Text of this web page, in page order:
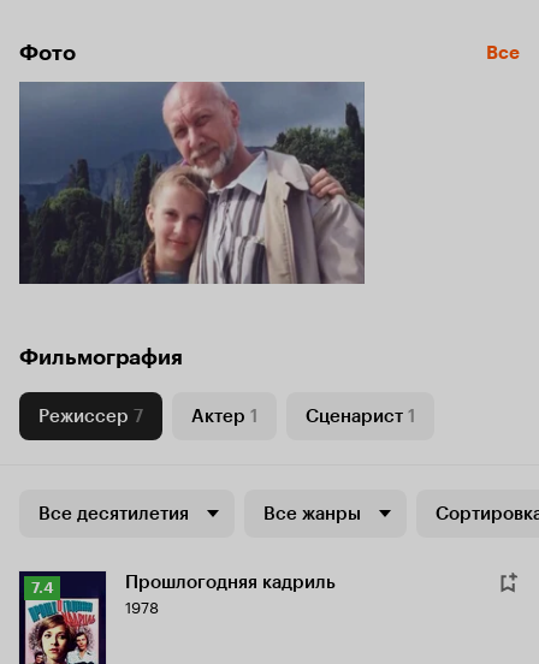
Фото Все
Фильмография
Режиссер 7 Актер 1 Сценарист 1
Все десятилетия Все жанры
Рейтинг
Кинопоиска
7.4
7.4 Прошлогодняя кадриль
1978